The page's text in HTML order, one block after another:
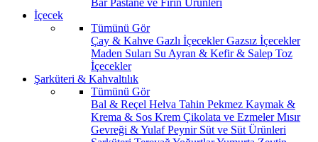
İçecek
Tümünü Gör
Çay & Kahve Gazlı İçeceklerGazsız İçecekler
Maden Suları Su Ayran & Kefir & Salep Toz
İçecekler
Şarküteri & Kahvaltılık
Tümünü Gör
Bal & Reçel Helva Tahin Pekmez Kaymak &
Krema & Sos Krem Çikolata ve EzmelerMısır
Gevreği & YulafPeynir Süt ve Süt Ürünleri